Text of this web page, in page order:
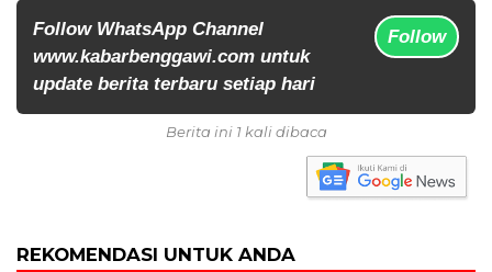
Follow WhatsApp Channel
www.kabarbenggawi.com untuk
update berita terbaru setiap hari
Follow
Berita ini 1 kali dibaca
REKOMENDASI UNTUK ANDA